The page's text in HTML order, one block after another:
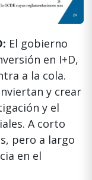
El gobierno
en I+D,
a la cola.
y crear
y el
A corto
pero a largo
en el